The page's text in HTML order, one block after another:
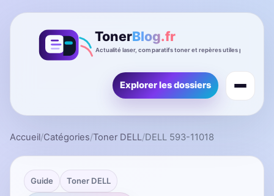
Explorer les dossiers
Accueil/Catégories/Toner DELL/DELL 593-11018
Guide Toner DELL